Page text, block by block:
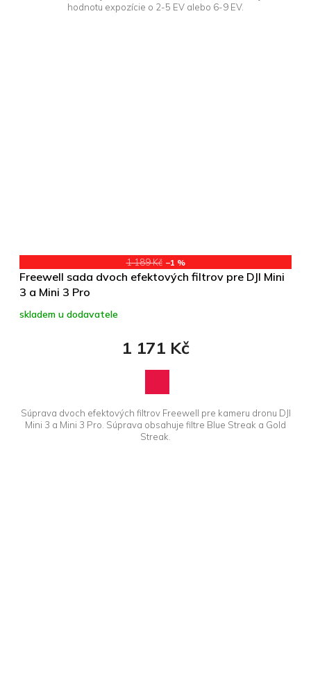
hodnotu expozície o 2-5 EV alebo 6-9 EV.
1 189 Kč –1 %
Freewell sada dvoch efektových filtrov pre DJI Mini
3 a Mini 3 Pro
skladem u dodavatele
1 171 Kč
Súprava dvoch efektových filtrov Freewell pre kameru dronu DJI
Mini 3 a Mini 3 Pro. Súprava obsahuje filtre Blue Streak a Gold
Streak.